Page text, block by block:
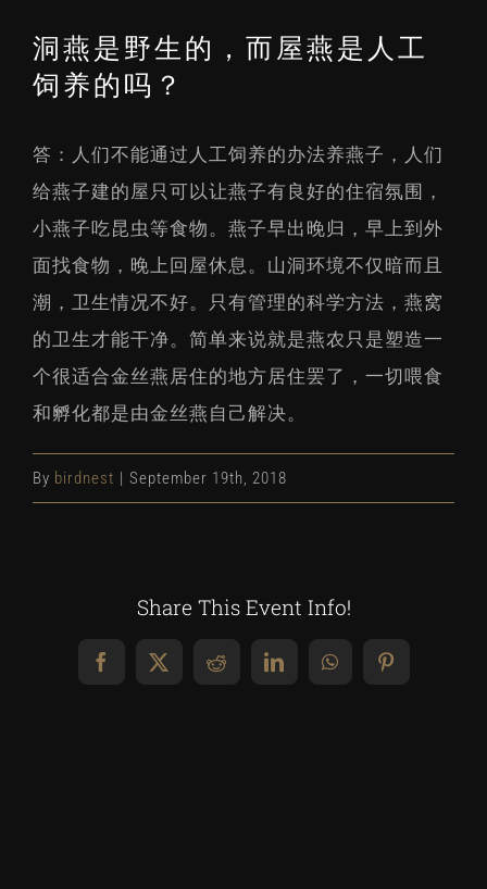
洞燕是野生的，而屋燕是人工
饲养的吗？
答：人们不能通过人工饲养的办法养燕子，人们
给燕子建的屋只可以让燕子有良好的住宿氛围，
小燕子吃昆虫等食物。燕子早出晚归，早上到外
面找食物，晚上回屋休息。山洞环境不仅暗而且
潮，卫生情况不好。只有管理的科学方法，燕窝
的卫生才能干净。简单来说就是燕农只是塑造一
个很适合金丝燕居住的地方居住罢了，一切喂食
和孵化都是由金丝燕自己解决。
By birdnest | September 19th, 2018
Share This Event Info!
Facebook
X RedditLinkedInWhatsAppPinterest